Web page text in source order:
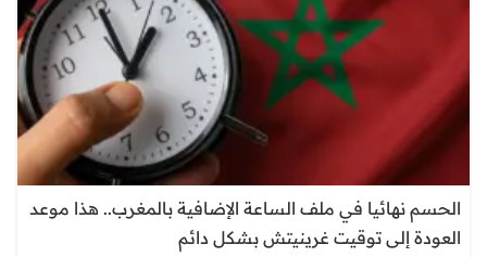
الحسم نهائيا في ملف الساعة الإضافية بالمغرب.. هذا موعد
العودة إلى توقيت غرينيتش بشكل دائم